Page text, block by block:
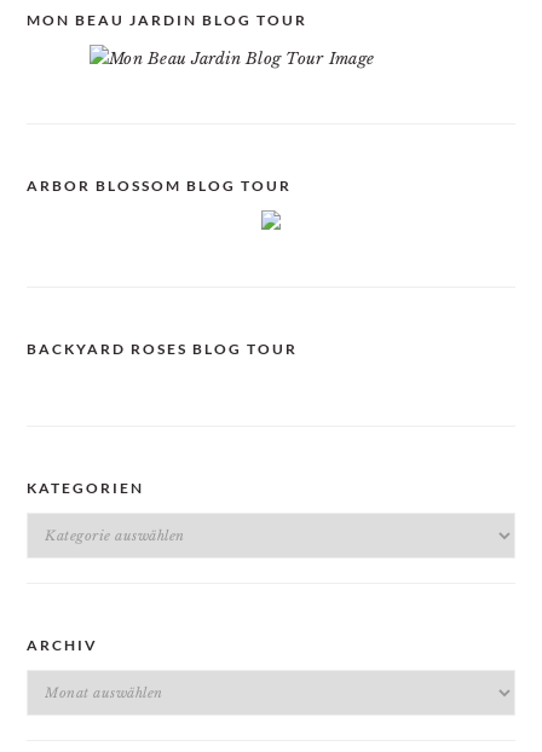
MON BEAU JARDIN BLOG TOUR
ARBOR BLOSSOM BLOG TOUR
BACKYARD ROSES BLOG TOUR
KATEGORIEN
Kategorien
ARCHIV
Archiv